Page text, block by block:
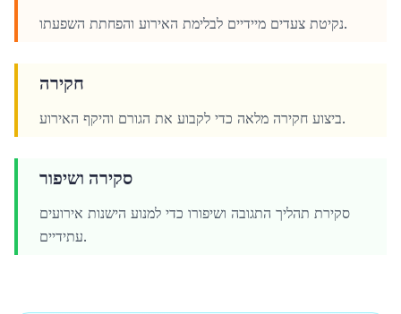
נקיטת צעדים מיידיים לבלימת האירוע והפחתת השפעתו.
חקירה
ביצוע חקירה מלאה כדי לקבוע את הגורם והיקף האירוע.
סקירה ושיפור
סקירת תהליך התגובה ושיפורו כדי למנוע הישנות אירועים
עתידיים.